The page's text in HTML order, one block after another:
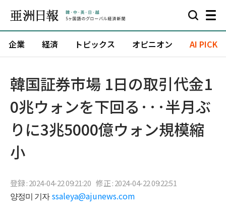
企業 経済 トピックス オピニオン AI PICK
韓国証券市場 1日の取引代金1
0兆ウォンを下回る···半月ぶ
りに3兆5000億ウォン規模縮
小
登録 : 2024-04-22 09:21:20 修正 : 2024-04-22 09:22:51
양정미 기자 ssaleya@ajunews.com